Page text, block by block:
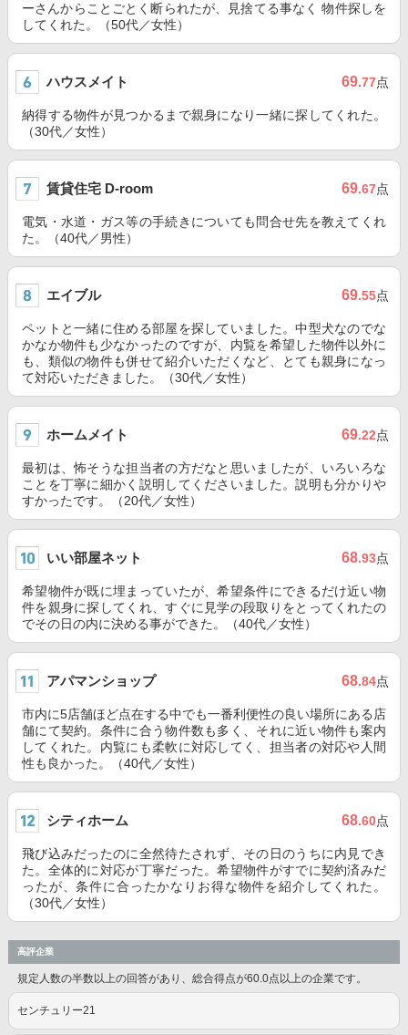
ーさんからことごとく断られたが、見捨てる事なく 物件探しを
してくれた。（50代／女性）
ハウスメイト 69.77点
納得する物件が見つかるまで親身になり一緒に探してくれた。
（30代／女性）
賃貸住宅 D-room 69.67点
電気・水道・ガス等の手続きについても問合せ先を教えてくれ
た。（40代／男性）
エイブル 69.55点
ペットと一緒に住める部屋を探していました。中型犬なのでな
かなか物件も少なかったのですが、内覧を希望した物件以外に
も、類似の物件も併せて紹介いただくなど、とても親身になっ
て対応いただきました。（30代／女性）
ホームメイト 69.22点
最初は、怖そうな担当者の方だなと思いましたが、いろいろな
ことを丁寧に細かく説明してくださいました。説明も分かりや
すかったです。（20代／女性）
いい部屋ネット 68.93点
希望物件が既に埋まっていたが、希望条件にできるだけ近い物
件を親身に探してくれ、すぐに見学の段取りをとってくれたの
でその日の内に決める事ができた。（40代／女性）
アパマンショップ 68.84点
市内に5店舗ほど点在する中でも一番利便性の良い場所にある店
舗にて契約。条件に合う物件数も多く、それに近い物件も案内
してくれた。内覧にも柔軟に対応してく、担当者の対応や人間
性も良かった。（40代／女性）
シティホーム 68.60点
飛び込みだったのに全然待たされず、その日のうちに内見でき
た。全体的に対応が丁寧だった。希望物件がすでに契約済みだ
ったが、条件に合ったかなりお得な物件を紹介してくれた。
（30代／女性）
高評企業
規定人数の半数以上の回答があり、総合得点が60.0点以上の企業です。
センチュリー21